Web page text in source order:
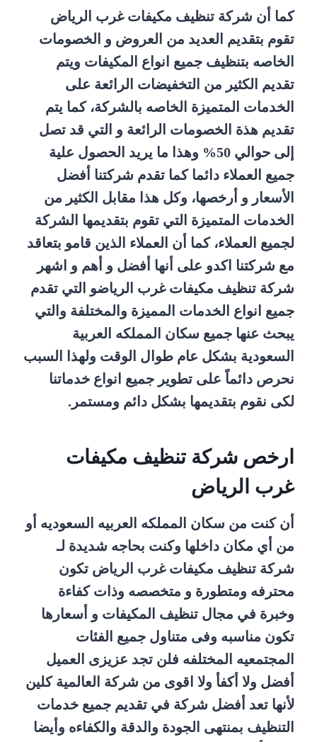
كما أن شركة تنظيف مكيفات غرب الرياض
تقوم بتقديم العديد من العروض و الخصومات
الخاصه بتنظيف جميع انواع المكيفات ويتم
تقديم الكثير من التخفيضات الرائعة على
الخدمات المتميزة الخاصه بالشركة، كما يتم
تقديم هذة الخصومات الرائعة و التي قد تصل
إلى حوالي 50% وهذا ما يريد الحصول علية
جميع العملاء دائما كما تقدم شركتنا أفضل
الأسعار و أرخصها، وكل هذا مقابل الكثير من
الخدمات المتميزة التي تقوم بتقديمها الشركة
لجميع العملاء، كما أن العملاء الذين قامو بتعاقد
مع شركتنا اكدو على أنها أفضل و أهم و اشهر
شركة تنظيف مكيفات غرب الرياضو التي تقدم
جميع انواع الخدمات المميزة والمختلفة والتي
يبحث عنها جميع سكان المملكه العربية
السعودية بشكل عام طوال الوقت ولهذا السبب
نحرص دائماً على تطوير جميع انواع خدماتنا
لكى نقوم بتقديمها بشكل دائم ومستمر.
ارخص شركة تنظيف مكيفات
غرب الرياض
أن كنت من سكان المملكه العربيه السعوديه أو
من أي مكان داخلها وكنت بحاجه شديدة لـ
شركة تنظيف مكيفات غرب الرياض تكون
محترفه ومتطورة و متخصصه وذات كفاءة
وخبرة في مجال تنظيف المكيفات و أسعارها
تكون مناسبه وفى متناول جميع الفئات
المجتمعيه المختلفه فلن تجد عزيزى العميل
أفضل ولا أكفأ ولا اقوى من شركة العالمية كلين
لأنها تعد أفضل شركة في تقديم جميع خدمات
التنظيف بمنتهى الجودة والدقة والكفاءه وأيضا